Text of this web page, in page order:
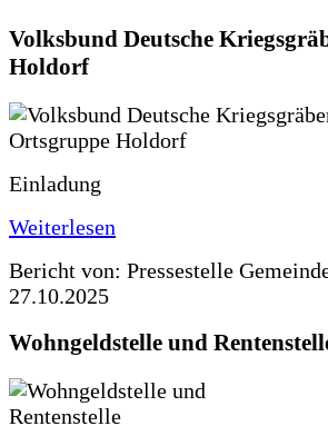
Volksbund Deutsche
Holdorf
Einladung
Weiterlesen
Bericht von: Pressestelle
27.10.2025
Wohngeldstelle und